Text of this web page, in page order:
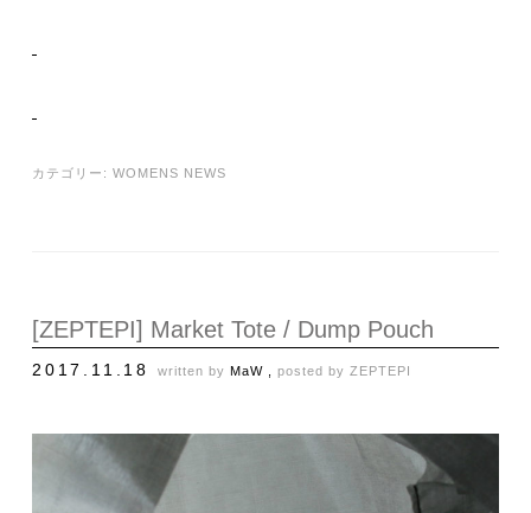
カテゴリー: WOMENS NEWS
[ZEPTEPI] Market Tote / Dump Pouch
2017.11.18 written by MaW , posted by ZEPTEPI